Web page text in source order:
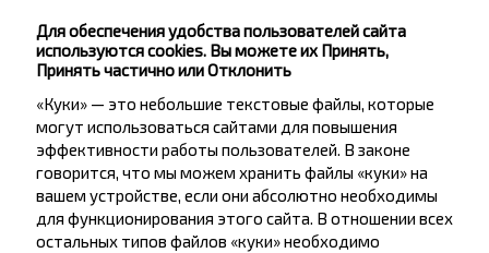
Хотите
путешествовать
дешевле?
Не пропусти специальные акции, скидки и
другие интересные предложения INFOBUS.
Подпишись на получение новостей и
путешествуй с нами дешевле!
Для обеспечения удобства пользователей сайта
используются cookies. Вы можете их Принять,
Принять частично или Отклонить
«Куки» — это небольшие текстовые файлы, которые
могут использоваться сайтами для повышения
эффективности работы пользователей. В законе
говорится, что мы можем хранить файлы «куки» на
вашем устройстве, если они абсолютно необходимы
для функционирования этого сайта. В отношении всех
остальных типов файлов «куки» необходимо